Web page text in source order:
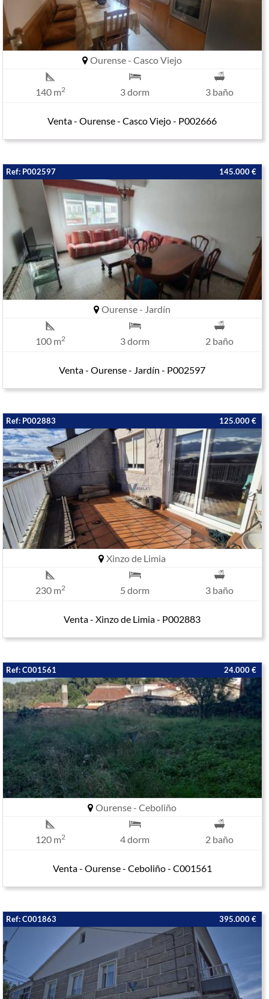
Ourense - Casco Viejo
140 m2 3 dorm 3 baño
Venta - Ourense - Casco Viejo - P002666
Ref: P002597 145.000 €
Ourense - Jardín
100 m2 3 dorm 2 baño
Venta - Ourense - Jardín - P002597
Ref: P002883 125.000 €
Xinzo de Limia
230 m2 5 dorm 3 baño
Venta - Xinzo de Limia - P002883
Ref: C001561 24.000 €
Ourense - Ceboliño
120 m2 4 dorm 2 baño
Venta - Ourense - Ceboliño - C001561
Ref: C001863 395.000 €